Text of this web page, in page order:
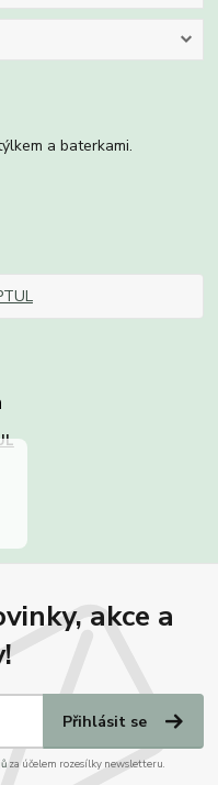
a baterkami.
akce a
Přihlásit se
za účelem rozesílky newsletteru.